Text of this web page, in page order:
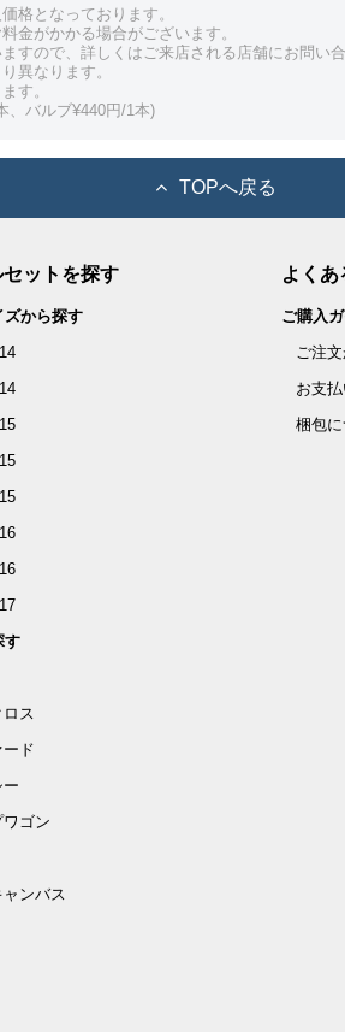
格となっております。
金がかかる場合がございます。
すので、詳しくはご来店される店舗にお問い合
異なります。
す。
、バルブ¥440円/1本)
TOPへ戻る
ットを探す
ズから探す
す
ロス
ード
ー
ゴン
ンバス
よくあ
ご購入
ご注
お支
梱包